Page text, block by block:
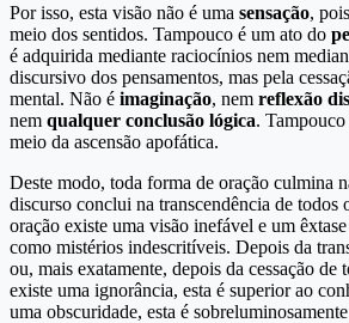
Por isso, esta visão não é uma sensação,
meio dos sentidos. Tampouco é um ato do
é adquirida mediante raciocínios nem
discursivo dos pensamentos, mas pela
mental. Não é imaginação, nem reflexão
nem qualquer conclusão lógica. Tampouco
meio da ascensão apofática.
Deste modo, toda forma de oração culmina
discurso conclui na transcendência de todos
oração existe uma visão inefável e um
como mistérios indescritíveis. Depois da
ou, mais exatamente, depois da cessação
existe uma ignorância, esta é superior ao
uma obscuridade, esta é